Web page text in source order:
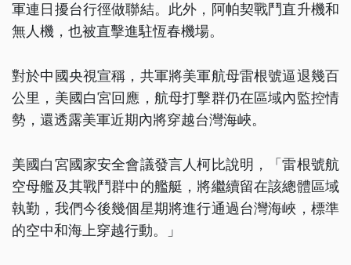
軍連日擾台行徑做聯結。此外，阿帕契戰鬥直升機和
無人機，也被直擊進駐恆春機場。
對於中國央視宣稱，共軍將美軍航母雷根號逼退幾百
公里，美國白宮回應，航母打擊群仍在區域內監控情
勢，還透露美軍近期內將穿越台灣海峽。
美國白宮國家安全會議發言人柯比說明，「雷根號航
空母艦及其戰鬥群中的艦艇，將繼續留在該總體區域
執勤，我們今後幾個星期將進行通過台灣海峽，標準
的空中和海上穿越行動。」